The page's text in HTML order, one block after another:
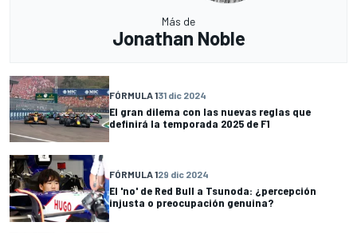
Más de
Jonathan Noble
FÓRMULA 131 dic 2024
El gran dilema con las nuevas reglas que
definirá la temporada 2025 de F1
FÓRMULA 129 dic 2024
El 'no' de Red Bull a Tsunoda: ¿percepción
injusta o preocupación genuina?